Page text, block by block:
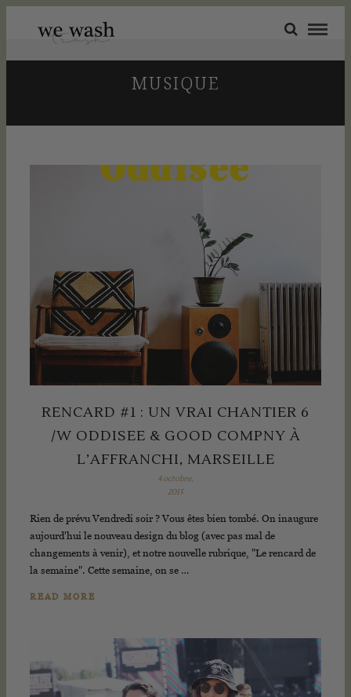
MUSIQUE
RENCARD #1 : UN VRAI CHANTIER 6
/W ODDISEE & GOOD COMPNY À
L’AFFRANCHI, MARSEILLE
4 octobre,
2015
Rien de prévu Vendredi soir ? Vous êtes bien tombé. On inaugure
aujourd'hui le nouveau design du blog (avec pas mal de
changements à venir), et notre nouvelle rubrique, "Le rencard de
la semaine". Cette semaine, on se …
READ MORE